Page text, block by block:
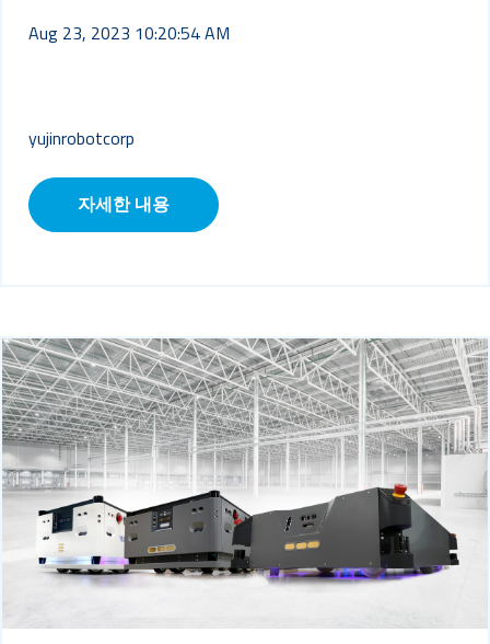
Aug 23, 2023 10:20:54 AM
yujinrobotcorp
자세한 내용